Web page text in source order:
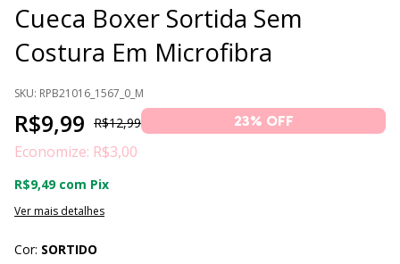
Cueca Boxer Sortida Sem
Costura Em Microfibra
SKU: RPB21016_1567_0_M
R$9,99 R$12,99 23% OFF
Economize: R$3,00
R$9,49 com Pix
Ver mais detalhes
Cor: SORTIDO